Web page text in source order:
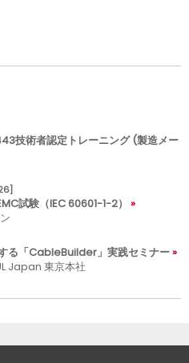
技術者認定トレーニング (製造メー
試験（IEC 60601-1-2）
る「CableBuilder」実践セミナー
Japan 東京本社